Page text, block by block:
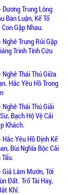
Dương Trung Lòng
Bàn Luận, Kế Tổ
Gặp Nhau.
Nghê Trung Rủi Gặp
Trinh Tính Cứu
Nghê Thái Thú Giữa
Hắc Yêu Hồ Trong
Nghê Thái Thú Giải
Bạch Hộ Vệ Cải
Khách.
Hắc Yêu Hồ Định Kế
Bùi Nghĩa Bộc Cải
Giả Làm Mướn, Tới
Đất. Trổ Tài Hay,
Khỉ.